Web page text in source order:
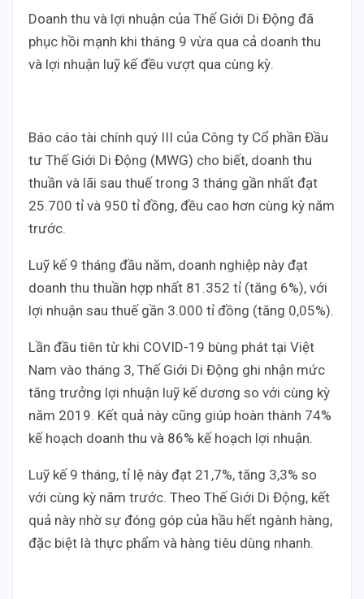
Doanh thu và lợi nhuận của Thế Giới Di Động đã
phục hồi mạnh khi tháng 9 vừa qua cả doanh thu
và lợi nhuận luỹ kế đều vượt qua cùng kỳ.
Báo cáo tài chính quý III của Công ty Cổ phần Đầu
tư Thế Giới Di Động (MWG) cho biết, doanh thu
thuần và lãi sau thuế trong 3 tháng gần nhất đạt
25.700 tỉ và 950 tỉ đồng, đều cao hơn cùng kỳ năm
trước.
Luỹ kế 9 tháng đầu năm, doanh nghiệp này đạt
doanh thu thuần hợp nhất 81.352 tỉ (tăng 6%), với
lợi nhuận sau thuế gần 3.000 tỉ đồng (tăng 0,05%).
Lần đầu tiên từ khi COVID-19 bùng phát tại Việt
Nam vào tháng 3, Thế Giới Di Động ghi nhận mức
tăng trưởng lợi nhuận luỹ kế dương so với cùng kỳ
năm 2019. Kết quả này cũng giúp hoàn thành 74%
kế hoạch doanh thu và 86% kế hoạch lợi nhuận.
Luỹ kế 9 tháng, tỉ lệ này đạt 21,7%, tăng 3,3% so
với cùng kỳ năm trước. Theo Thế Giới Di Động, kết
quả này nhờ sự đóng góp của hầu hết ngành hàng,
đặc biệt là thực phẩm và hàng tiêu dùng nhanh.